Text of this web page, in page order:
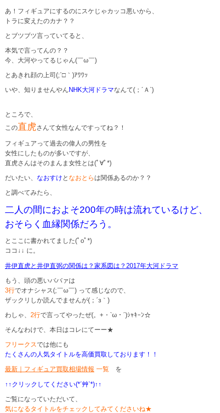
あ！フィギュアにするのにスケじゃカッコ悪いから、
トラに変えたのカナ？？
とブツブツ言っていてると、
本気で言ってんの？？
今、大河やってるじゃん(￣ω￣)
とあきれ顔の上司(;´□｀)ｱﾜﾜｯ
いや、知りませんやん NHK大河ドラマなんて(；´Ａ`)
ところで、
この直虎さんて女性なんですってね？！
フィギュアって過去の偉人の男性を
女性にしたものが多いですが、
直虎さんはそのまんま女性とは(ﾟ∀ﾟ*)
だいたい、 なおすけ と なおとら は関係あるのか？？
と調べてみたら、
二人の間におよそ200年の時は流れているけど、
おそらく血縁関係だろう。
とここに書かれてました(ﾟoﾟ*)
ココ↓ ↓ に。
井伊直虎と井伊直弼の関係は？家系図は？2017年大河ドラマ
もう、頭の悪いババァは
3行でオナシャス(;￣ω￣) って感じなので、
ザックリしか読んでませんが(；´з｀)
わしゃ、 2行で言ってやったぜ(。+・`ω・´)ｼｬｷｰﾝ☆
そんなわけで、本日はコレにてーー★
フリークスでは他にも
たくさんの人気タイトルを高価買取しております！！
最新｜フィギュア買取相場情報 一覧 を
↑↑クリックしてください(*´艸`*)↑↑
ご覧になっていただいて、
気になるタイトルをチェックしてみてくださいね★